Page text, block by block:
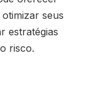
seus
estratégias
risco.